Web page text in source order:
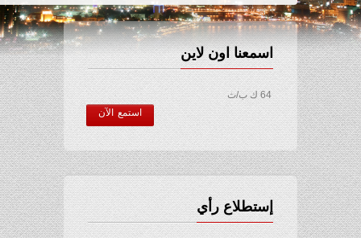
اسمعنا اون لاين
64 ك ب/ث
استمع الآن
إستطلاع رأي